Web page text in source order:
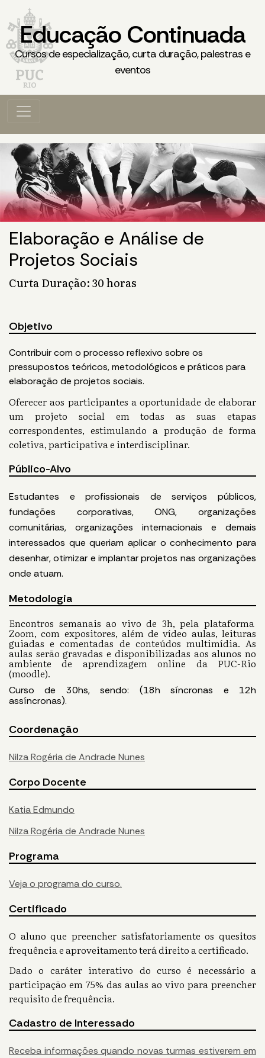
Educação Continuada
Cursos de especialização, curta duração, palestras e
eventos
Elaboração e Análise de
Projetos Sociais
Curta Duração: 30 horas
Objetivo
Contribuir com o processo reflexivo sobre os
pressupostos teóricos, metodológicos e práticos para
elaboração de projetos sociais.
Oferecer aos participantes a oportunidade de elaborar
um projeto social em todas as suas etapas
correspondentes, estimulando a produção de forma
coletiva, participativa e interdisciplinar.
Público-Alvo
Estudantes e profissionais de serviços públicos,
fundações corporativas, ONG, organizações
comunitárias, organizações internacionais e demais
interessados que queriam aplicar o conhecimento para
desenhar, otimizar e implantar projetos nas organizações
onde atuam.
Metodologia
Encontros semanais ao vivo de 3h, pela plataforma
Zoom, com expositores, além de vídeo aulas, leituras
guiadas e comentadas de conteúdos multimídia. As
aulas serão gravadas e disponibilizadas aos alunos no
ambiente de aprendizagem online da PUC-Rio
(moodle).
Curso de 30hs, sendo: (18h síncronas e 12h
assíncronas).
Coordenação
Nilza Rogéria de Andrade Nunes
Corpo Docente
Katia Edmundo
Nilza Rogéria de Andrade Nunes
Programa
Veja o programa do curso.
Certificado
O aluno que preencher satisfatoriamente os quesitos
frequência e aproveitamento terá direito a certificado.
Dado o caráter interativo do curso é necessário a
participação em 75% das aulas ao vivo para preencher
requisito de frequência.
Cadastro de Interessado
Receba informações quando novas turmas estiverem em